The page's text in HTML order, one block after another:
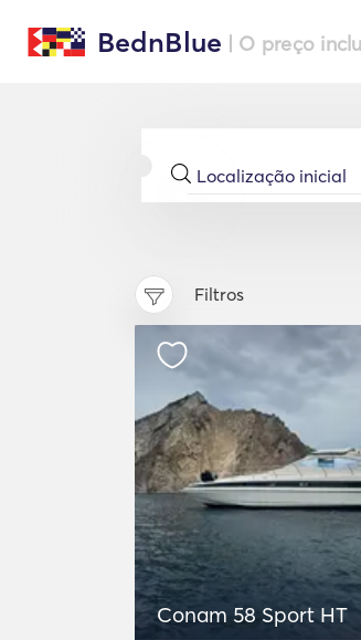
BednBlue | O preço
Filtros
Conam 58 Sport HT